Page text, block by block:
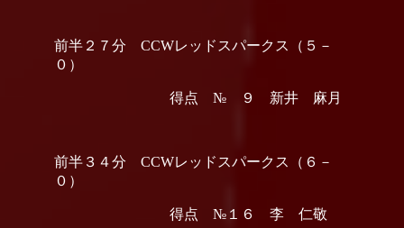
前半２７分 CCWレッドスパークス（５－
０）
得点 № ９ 新井 麻月
前半３４分 CCWレッドスパークス（６－
０）
得点 №１６ 李 仁敬